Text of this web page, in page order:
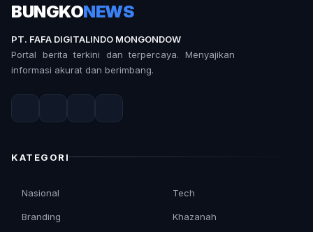
BUNGKONEWS
PT. FAFA DIGITALINDO MONGONDOW
Portal berita terkini dan terpercaya. Menyajikan
informasi akurat dan berimbang.
KATEGORI
Nasional
Branding
Tech
Khazanah